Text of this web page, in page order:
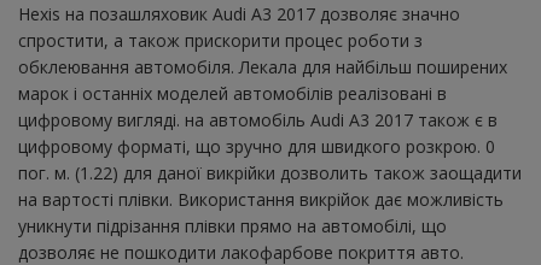
Hexis на позашляховик Audi A3 2017 дозволяє значно
спростити, а також прискорити процес роботи з
обклеювання автомобіля. Лекала для найбільш поширених
марок і останніх моделей автомобілів реалізовані в
цифровому вигляді. на автомобіль Audi A3 2017 також є в
цифровому форматі, що зручно для швидкого розкрою. 0
пог. м. (1.22) для даної викрійки дозволить також заощадити
на вартості плівки. Використання викрійок дає можливість
уникнути підрізання плівки прямо на автомобілі, що
дозволяє не пошкодити лакофарбове покриття авто.